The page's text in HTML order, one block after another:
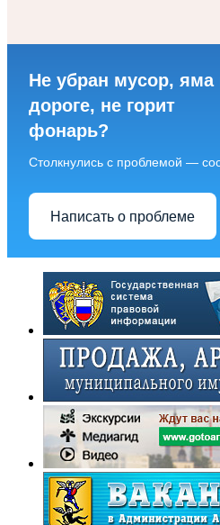
Не убран мусор, яма
дороге, не горит
фонарь?
Столкнулись с проблемой —
Написать о проблеме